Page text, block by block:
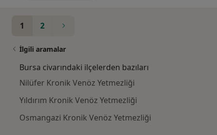
1 2
İlgili aramalar
Bursa civarındaki ilçelerden bazıları
Nilüfer Kronik Venöz Yetmezliği
Yıldırım Kronik Venöz Yetmezliği
Osmangazi Kronik Venöz Yetmezliği